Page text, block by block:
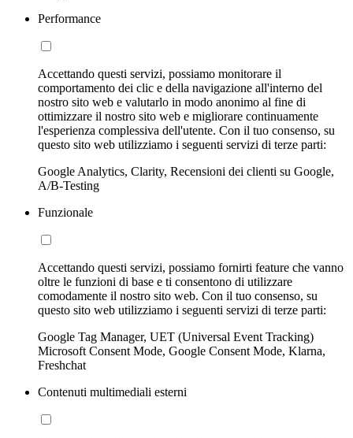
Performance
Accettando questi servizi, possiamo monitorare il
comportamento dei clic e della navigazione all'interno del
nostro sito web e valutarlo in modo anonimo al fine di
ottimizzare il nostro sito web e migliorare continuamente
l'esperienza complessiva dell'utente. Con il tuo consenso, su
questo sito web utilizziamo i seguenti servizi di terze parti:
Google Analytics, Clarity, Recensioni dei clienti su Google,
A/B-Testing
Funzionale
Accettando questi servizi, possiamo fornirti feature che vanno
oltre le funzioni di base e ti consentono di utilizzare
comodamente il nostro sito web. Con il tuo consenso, su
questo sito web utilizziamo i seguenti servizi di terze parti:
Google Tag Manager, UET (Universal Event Tracking)
Microsoft Consent Mode, Google Consent Mode, Klarna,
Freshchat
Contenuti multimediali esterni